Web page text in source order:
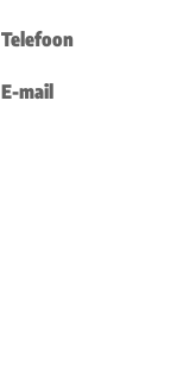
Telefoon
E-mail